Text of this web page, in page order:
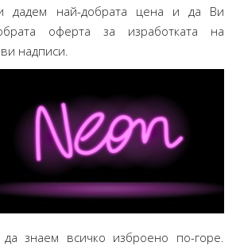
най-добрата цена и да Ви
оферта за изработката на
надписи.
знаем всичко изброено по-горе.